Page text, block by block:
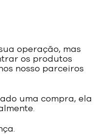
operação, mas
os produtos
nosso parceiros
uma compra, ela